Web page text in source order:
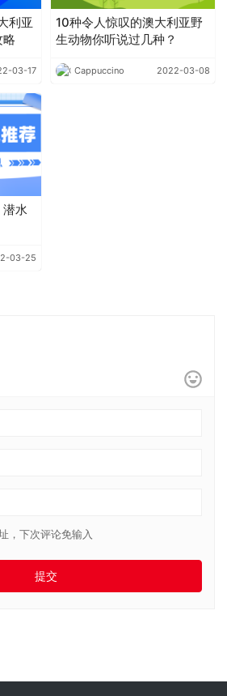
利亚
03-17
10种令人惊叹的澳大利亚野
生动物你听说过几种？
Cappuccino 2022-03-08
潜水
03-25
，下次评论免输入
提交